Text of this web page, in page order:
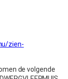
zien-
de volgende